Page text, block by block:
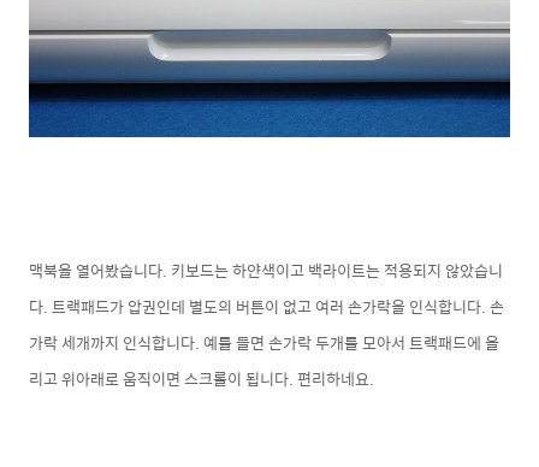
맥북을 열어봤습니다. 키보드는 하얀색이고 백라이트는 적용되지 않았습니
다. 트랙패드가 압권인데 별도의 버튼이 없고 여러 손가락을 인식합니다. 손
가락 세개까지 인식합니다. 예를 들면 손가락 두개를 모아서 트랙패드에 올
리고 위아래로 움직이면 스크롤이 됩니다. 편리하네요.